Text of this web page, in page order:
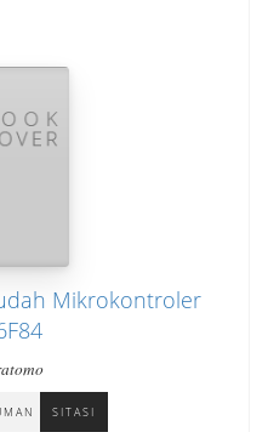
Mikrokontroler
SITASI